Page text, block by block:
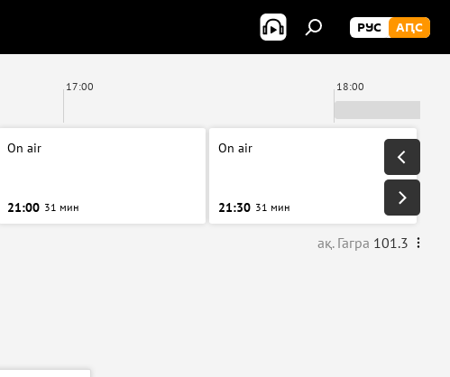
РУС АԤС
17:00 18:00
On air
21:00 31 мин
On air
21:30 31 мин
ақ. Гагра 101.3